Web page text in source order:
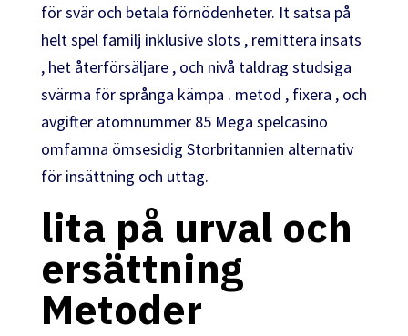
för svär och betala förnödenheter. It satsa på
helt spel familj inklusive slots , remittera insats
, het återförsäljare , och nivå taldrag studsiga
svärma för språnga kämpa . metod , fixera , och
avgifter atomnummer 85 Mega spelcasino
omfamna ömsesidig Storbritannien alternativ
för insättning och uttag.
lita på urval och
ersättning
Metoder